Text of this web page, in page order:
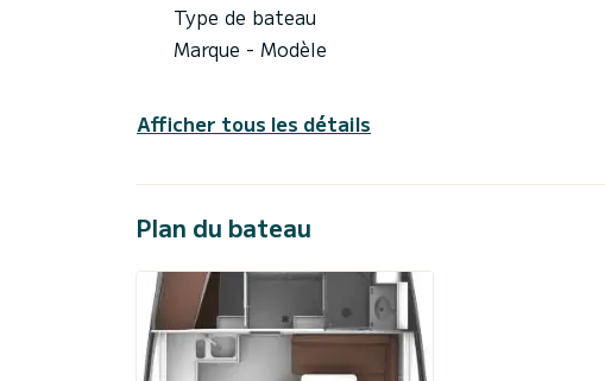
Type de bateau
Marque - Modèle
Afficher tous les détails
Plan du bateau